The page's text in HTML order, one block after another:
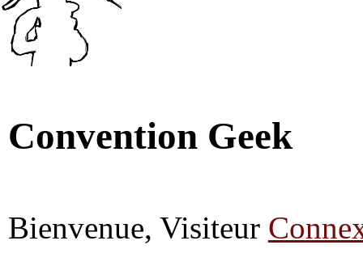
Convention Geek
Bienvenue, Visiteur